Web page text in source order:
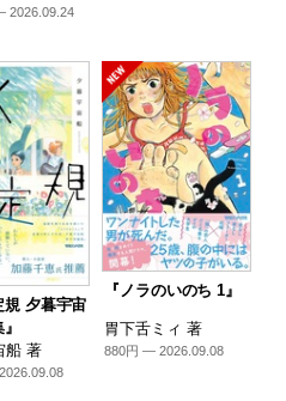
2026.09.24
規 夕暮宇宙
船 著
『ノラのいのち 1』
胃下舌ミィ 著
880円 — 2026.09.08